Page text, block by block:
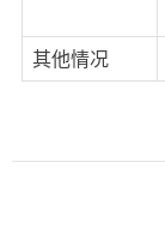
其他情况